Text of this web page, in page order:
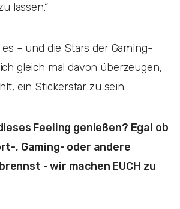
lassen.“
– und die Stars der Gaming-
gleich mal davon überzeugen,
ein Stickerstar zu sein.
Feeling genießen? Egal ob
, Gaming- oder andere
- wir machen EUCH zu